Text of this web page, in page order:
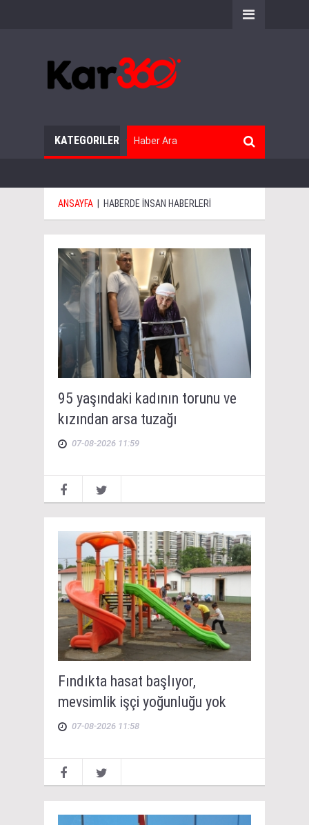
KATEGORILER
ANSAYFA | HABERDE İNSAN HABERLERİ
95 yaşındaki kadının torunu ve
kızından arsa tuzağı
07-08-2026 11:59
Fındıkta hasat başlıyor,
mevsimlik işçi yoğunluğu yok
07-08-2026 11:58